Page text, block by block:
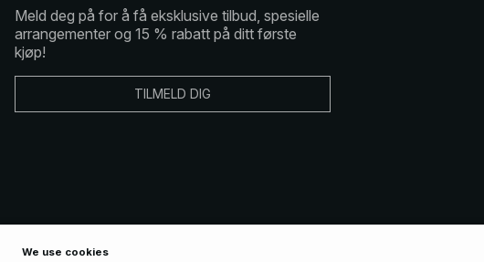
Meld deg på for å få eksklusive tilbud, spesielle
arrangementer og 15 % rabatt på ditt første
kjøp!
TILMELD DIG